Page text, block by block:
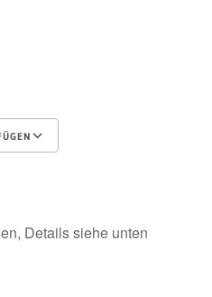
Details siehe unten